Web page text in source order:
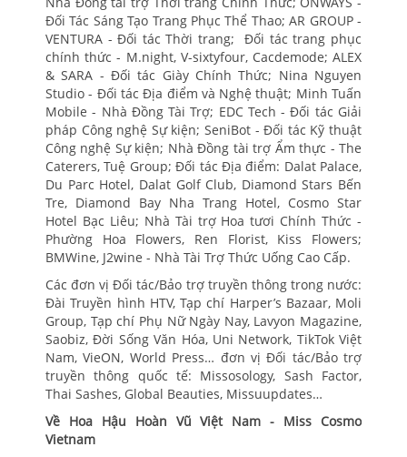
Đối Tác Sáng Tạo Trang Phục Thể Thao; AR GROUP -
VENTURA - Đối tác Thời trang; Đối tác trang phục
chính thức - M.night, V-sixtyfour, Cacdemode; ALEX
& SARA - Đối tác Giày Chính Thức; Nina Nguyen
Studio - Đối tác Địa điểm và Nghệ thuật; Minh Tuấn
Mobile - Nhà Đồng Tài Trợ; EDC Tech - Đối tác Giải
pháp Công nghệ Sự kiện; SeniBot - Đối tác Kỹ thuật
Công nghệ Sự kiện; Nhà Đồng tài trợ Ẩm thực - The
Caterers, Tuệ Group; Đối tác Địa điểm: Dalat Palace,
Du Parc Hotel, Dalat Golf Club, Diamond Stars Bến
Tre, Diamond Bay Nha Trang Hotel, Cosmo Star
Hotel Bạc Liêu; Nhà Tài trợ Hoa tươi Chính Thức -
Phường Hoa Flowers, Ren Florist, Kiss Flowers;
BMWine, J2wine - Nhà Tài Trợ Thức Uống Cao Cấp.
Các đơn vị Đối tác/Bảo trợ truyền thông trong nước:
Đài Truyền hình HTV, Tạp chí Harper’s Bazaar, Moli
Group, Tạp chí Phụ Nữ Ngày Nay, Lavyon Magazine,
Saobiz, Đời Sống Văn Hóa, Uni Network, TikTok Việt
Nam, VieON, World Press… đơn vị Đối tác/Bảo trợ
truyền thông quốc tế: Missosology, Sash Factor,
Thai Sashes, Global Beauties, Missuupdates…
Về Hoa Hậu Hoàn Vũ Việt Nam - Miss Cosmo
Vietnam